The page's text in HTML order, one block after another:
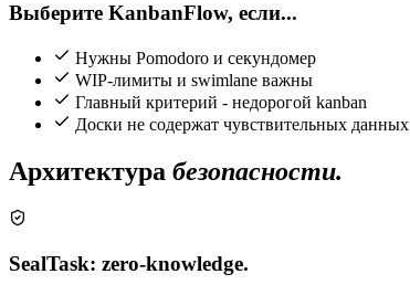
Выберите KanbanFlow, если...
Нужны Pomodoro и секундомер
WIP-лимиты и swimlane важны
Главный критерий - недорогой kanban
Доски не содержат чувствительных данных
Архитектура безопасности.
SealTask: zero-knowledge.